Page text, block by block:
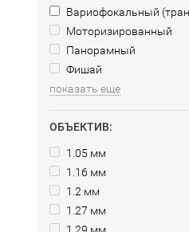
Вариофокальный
Моторизированный
Панорамный
Фишай
показать еще
ОБЪЕКТИВ:
1.05 мм
1.16 мм
1.2 мм
1.27 мм